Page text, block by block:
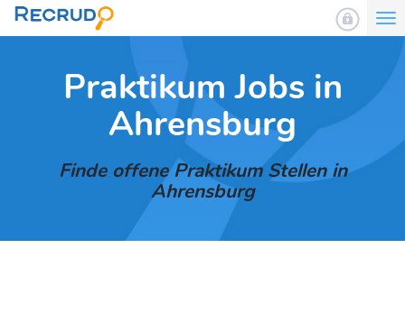
Praktikum Jobs in
Ahrensburg
Finde offene Praktikum Stellen in
Ahrensburg